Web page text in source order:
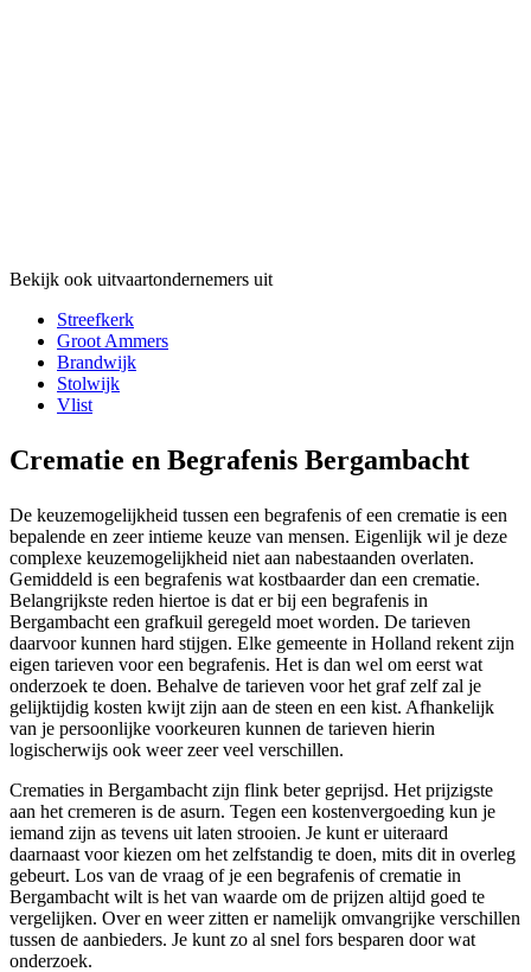
Bekijk ook uitvaartondernemers uit
Streefkerk
Groot Ammers
Brandwijk
Stolwijk
Vlist
Crematie en Begrafenis Bergambacht
De keuzemogelijkheid tussen een begrafenis of een crematie is een
bepalende en zeer intieme keuze van mensen. Eigenlijk wil je deze
complexe keuzemogelijkheid niet aan nabestaanden overlaten.
Gemiddeld is een begrafenis wat kostbaarder dan een crematie.
Belangrijkste reden hiertoe is dat er bij een begrafenis in
Bergambacht een grafkuil geregeld moet worden. De tarieven
daarvoor kunnen hard stijgen. Elke gemeente in Holland rekent zijn
eigen tarieven voor een begrafenis. Het is dan wel om eerst wat
onderzoek te doen. Behalve de tarieven voor het graf zelf zal je
gelijktijdig kosten kwijt zijn aan de steen en een kist. Afhankelijk
van je persoonlijke voorkeuren kunnen de tarieven hierin
logischerwijs ook weer zeer veel verschillen.
Crematies in Bergambacht zijn flink beter geprijsd. Het prijzigste
aan het cremeren is de asurn. Tegen een kostenvergoeding kun je
iemand zijn as tevens uit laten strooien. Je kunt er uiteraard
daarnaast voor kiezen om het zelfstandig te doen, mits dit in overleg
gebeurt. Los van de vraag of je een begrafenis of crematie in
Bergambacht wilt is het van waarde om de prijzen altijd goed te
vergelijken. Over en weer zitten er namelijk omvangrijke verschillen
tussen de aanbieders. Je kunt zo al snel fors besparen door wat
onderzoek.